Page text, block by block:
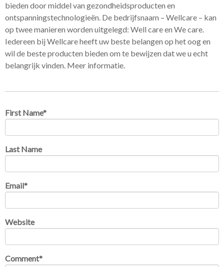
bieden door middel van gezondheidsproducten en
ontspanningstechnologieën. De bedrijfsnaam – Wellcare – kan
op twee manieren worden uitgelegd: Well care en We care.
Iedereen bij Wellcare heeft uw beste belangen op het oog en
wil de beste producten bieden om te bewijzen dat we u echt
belangrijk vinden. Meer informatie.
First Name*
Last Name
Email*
Website
Comment*